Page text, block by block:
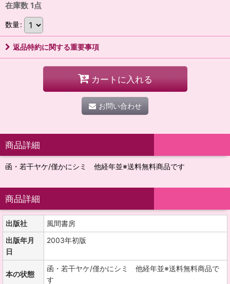
在庫数 1点
数量:
返品特約に関する重要事項
カートに入れる
お問い合わせ
商品詳細
函・若干ヤケ/僅かにシミ 他経年並※送料無料商品です
商品詳細
出版社
風間書房
出版年月
日
2003年初版
本の状態
函・若干ヤケ/僅かにシミ 他経年並※送料無料商品で
す